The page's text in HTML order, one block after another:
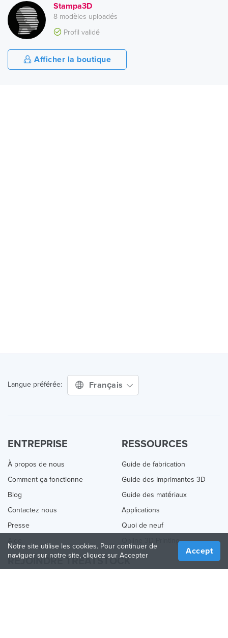
Stampa3D
8 modèles uploadés
Profil validé
Afficher la boutique
Langue préférée: Français
ENTREPRISE
À propos de nous
Comment ça fonctionne
Blog
Contactez nous
Presse
RESSOURCES
Guide de fabrication
Guide des Imprimantes 3D
Guide des matériaux
Applications
Quoi de neuf
Online 3D Printing
REJOINDRE TREATSTOCK
Notre site utilise les cookies. Pour continuer de
naviguer sur notre site, cliquez sur Accepter
Accept